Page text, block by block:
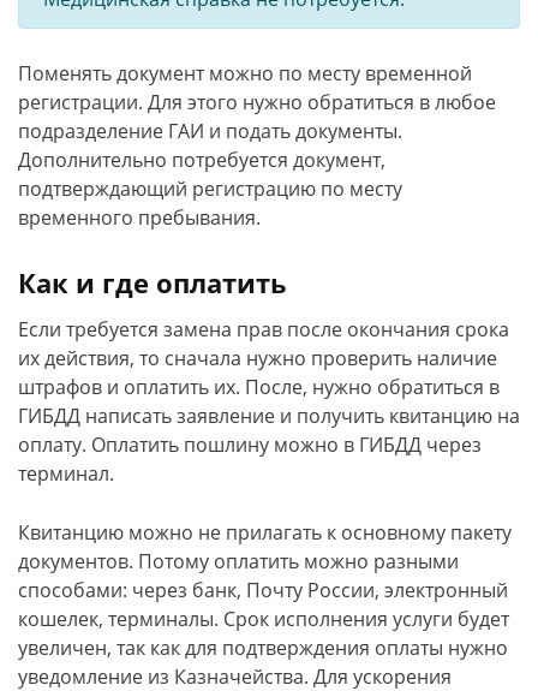
Поменять документ можно по месту временной
регистрации. Для этого нужно обратиться в любое
подразделение ГАИ и подать документы.
Дополнительно потребуется документ,
подтверждающий регистрацию по месту
временного пребывания.
Как и где оплатить
Если требуется замена прав после окончания срока
их действия, то сначала нужно проверить наличие
штрафов и оплатить их. После, нужно обратиться в
ГИБДД написать заявление и получить квитанцию на
оплату. Оплатить пошлину можно в ГИБДД через
терминал.
Квитанцию можно не прилагать к основному пакету
документов. Потому оплатить можно разными
способами: через банк, Почту России, электронный
кошелек, терминалы. Срок исполнения услуги будет
увеличен, так как для подтверждения оплаты нужно
уведомление из Казначейства. Для ускорения